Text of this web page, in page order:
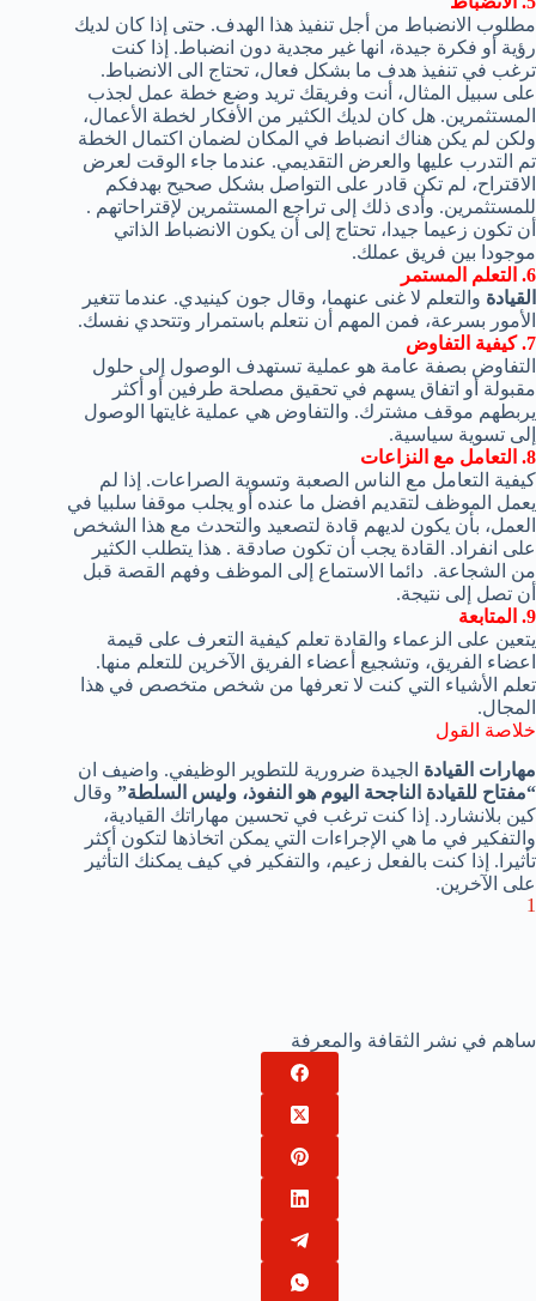
مطلوب الانضباط من أجل تنفيذ هذا الهدف. حتى إذا كان لديك
رؤية أو فكرة جيدة، انها غير مجدية دون انضباط. إذا كنت
ترغب في تنفيذ هدف ما بشكل فعال، تحتاج الى الانضباط.
على سبيل المثال، أنت وفريقك تريد وضع خطة عمل لجذب
المستثمرين. هل كان لديك الكثير من الأفكار لخطة الأعمال،
ولكن لم يكن هناك انضباط في المكان لضمان اكتمال الخطة
تم
التدرب عليها و العرض التقديمي. عندما جاء الوقت لعرض
الاقتراح، لم تكن قادر على التواصل بشكل صحيح بهدفكم
للمستثمرين. وأدى ذلك إلى تراجع المستثمرين لإقتراحاتهم .
أن تكون زعيما جيدا ، تحتاج إلى أن يكون الانضباط الذاتي
موجودا بين فريق عملك.
6.
التعلم المستمر
القيادة والتعلم لا غنى عنهما، وقال جون كينيدي. عندما تتغير
الأمور بسرعة، فمن المهم أن نتعلم باستمرار وتتحدي نفسك.
7. كيفية التفاوض
التفاوض بصفة عامة هو عملية تستهدف الوصول إلى حلول
مقبولة أو اتفاق يسهم في تحقيق مصلحة طرفين أو أكثر
يربطهم موقف مشترك. والتفاوض هي عملية غايتها الوصول
إلى تسوية سياسية.
8.
التعامل مع النزاعات
كيفية التعامل مع الناس الصعبة وتسوية الصراعات. إذا لم
يعمل الموظف لتقديم افضل ما عنده أو يجلب موقفا سلبيا في
العمل، بأن يكون لديهم قادة لتصعيد و التحدث مع هذا الشخص
على انفراد. القادة يجب أن تكون صادقة . هذا يتطلب الكثير
من الشجاعة. دائما الاستماع إلى الموظف وفهم القصة قبل
أن تصل إلى نتيجة.
9. المتابعة
يتعين على الزعماء والقادة تعلم كيفية التعرف على قيمة
عضاء الفريق، وتشجيع أعضاء الفريق الآخرين للتعلم منها.
تعلم
الأشياء التي كنت لا تعرفها من شخص متخصص في هذا
المجال.
خلاصة القول
مهارات القيادة الجيدة ضرورية للتطوير الوظيفي. واضيف ان
“مفتاح للقيادة الناجحة اليوم هو النفوذ، وليس السلطة” وقال
كين بلانشارد. إذا كنت ترغب في تحسين مهاراتك القيادية،
والتفكير في ما هي الإجراءات التي يمكن اتخاذها لتكون أكثر
تأثيرا . إذا كنت بالفعل زعيم، والتفكير في كيف يمكنك التأثير
على الآخرين.
1
ساهم في نشر الثقافة والمعرفة